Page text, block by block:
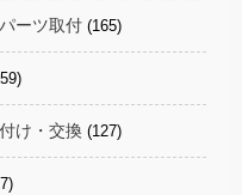
ーツ取付 (165)
け・交換 (127)